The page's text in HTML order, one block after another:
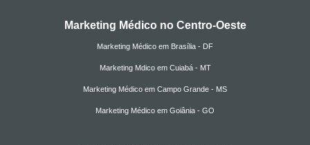
Marketing Médico no Centro-Oeste
Marketing Médico em Brasília - DF
Marketing Mdico em Cuiabá - MT
Marketing Médico em Campo Grande - MS
Marketing Médico em Goiânia - GO